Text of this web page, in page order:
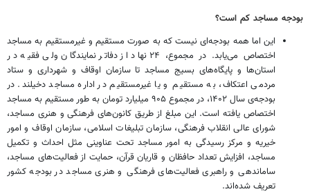
بودجه مساجد کم است؟
این اما همه بودجه‌ای نیست که به صورت مستقیم و غیرمستقیم به مساجد
اختصاص می‌یابد. در مجموع، ۲۴ نهاد از دفاتر نمایندگان ولی فقیه در
استان‌ها و پایگاه‌های بسیج مساجد تا سازمان اوقاف و شهرداری و ستاد
مردمی اعتکاف، به مستقیم و یا غیرمستقیم در اداره مساجد دخیلند. در
بودجه‌ی سال ۱۴۰۲، در مجموع ۹۰۵ میلیارد تومان به طور مستقیم به مساجد
اختصاص یافته است. این مبلغ از طریق کانون‌های فرهنگی و هنری مساجد،
شورای عالی انقلاب فرهنگی، سازمان تبلیغات اسلامی، سازمان اوقاف و امور
خیریه و مرکز رسیدگی به امور مساجد تحت عناوینی مثل احداث و تکمیل
مساجد، افزایش تعداد حافظان و قاریان قرآن، حمایت از فعالیت‌های مساجد،
ساماندهی و راهبری فعالیت‌های فرهنگی و هنری مساجد در بودجه کشور
تعریف شده‌اند.